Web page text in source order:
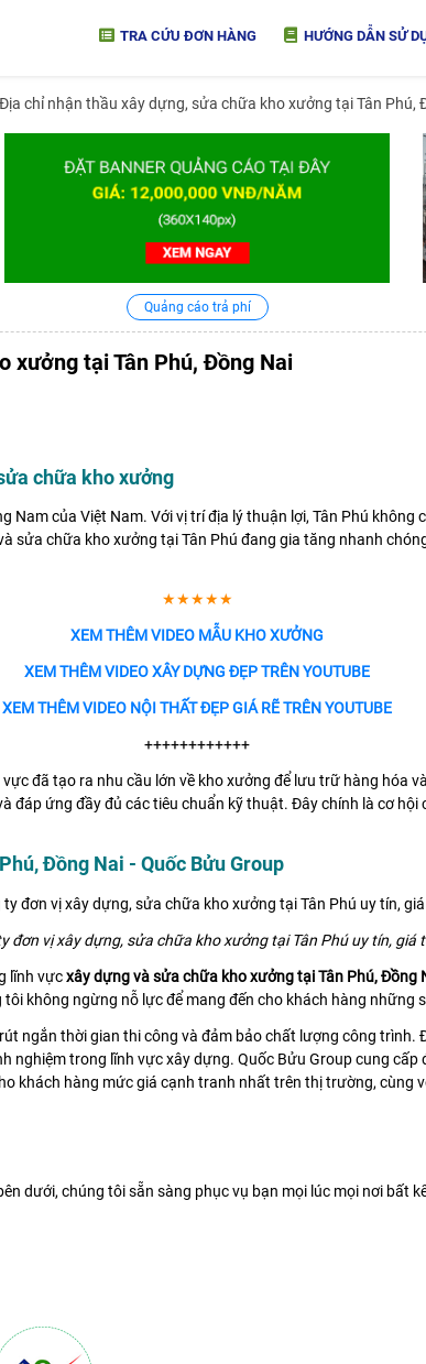
TRA CỨU ĐƠN HÀNG HƯỚNG DẪN SỬ
Địa chỉ nhận thầu xây dựng, sửa chữa kho xưởng tại Tân Phú,
Quảng cáo trả phí
xưởng tại Tân Phú, Đồng Nai
chữa kho xưởng
Nam của Việt Nam. Với vị trí địa lý thuận lợi, Tân Phú không
sửa chữa kho xưởng tại Tân Phú đang gia tăng nhanh
★★★★★
XEM THÊM VIDEO MẪU KHO XƯỞNG
XEM THÊM VIDEO XÂY DỰNG ĐẸP TRÊN YOUTUBE
XEM THÊM VIDEO NỘI THẤT ĐẸP GIÁ RẼ TRÊN YOUTUBE
++++++++++++
đã tạo ra nhu cầu lớn về kho xưởng để lưu trữ hàng hóa
đáp ứng đầy đủ các tiêu chuẩn kỹ thuật. Đây chính là cơ
Đồng Nai - Quốc Bửu Group
đơn vị xây dựng, sửa chữa kho xưởng tại Tân Phú uy tín, giá
lĩnh vựcxây dựng và sửa chữa kho xưởng tại Tân Phú, Đồng
không ngừng nỗ lực để mang đến cho khách hàng những
ngắn thời gian thi công và đảm bảo chất lượng công
nghiệm trong lĩnh vực xây dựng. Quốc Bửu Group cung cấp
khách hàng mức giá cạnh tranh nhất trên thị trường, cùng
dưới, chúng tôi sẵn sàng phục vụ bạn mọi lúc mọi nơi bất